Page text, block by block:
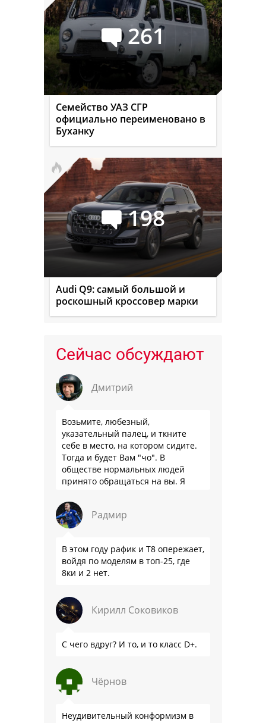
261
Семейство УАЗ СГР
официально переименовано в
Буханку
198
Audi Q9: самый большой и
роскошный кроссовер марки
Сейчас обсуждают
Дмитрий
Возьмите, любезный,
указательный палец, и ткните
себе в место, на котором сидите.
Тогда и будет Вам "чо". В
обществе нормальных людей
принято обращаться на вы. Я
Радмир
В этом году рафик и Т8 опережает,
войдя по моделям в топ-25, где
8ки и 2 нет.
Кирилл Соковиков
С чего вдруг? И то, и то класс D+.
Чёрнов
Неудивительный конформизм в